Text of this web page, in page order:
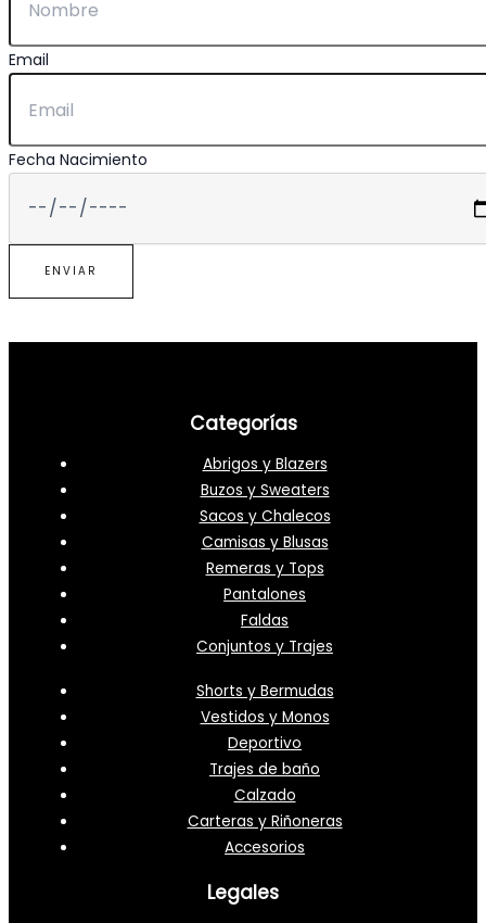
Email
Fecha Nacimiento
ENVIAR
Categorías
Abrigos y Blazers
Buzos y Sweaters
Sacos y Chalecos
Camisas y Blusas
Remeras y Tops
Pantalones
Faldas
Conjuntos y Trajes
Shorts y Bermudas
Vestidos y Monos
Deportivo
Trajes de baño
Calzado
Carteras y Riñoneras
Accesorios
Legales